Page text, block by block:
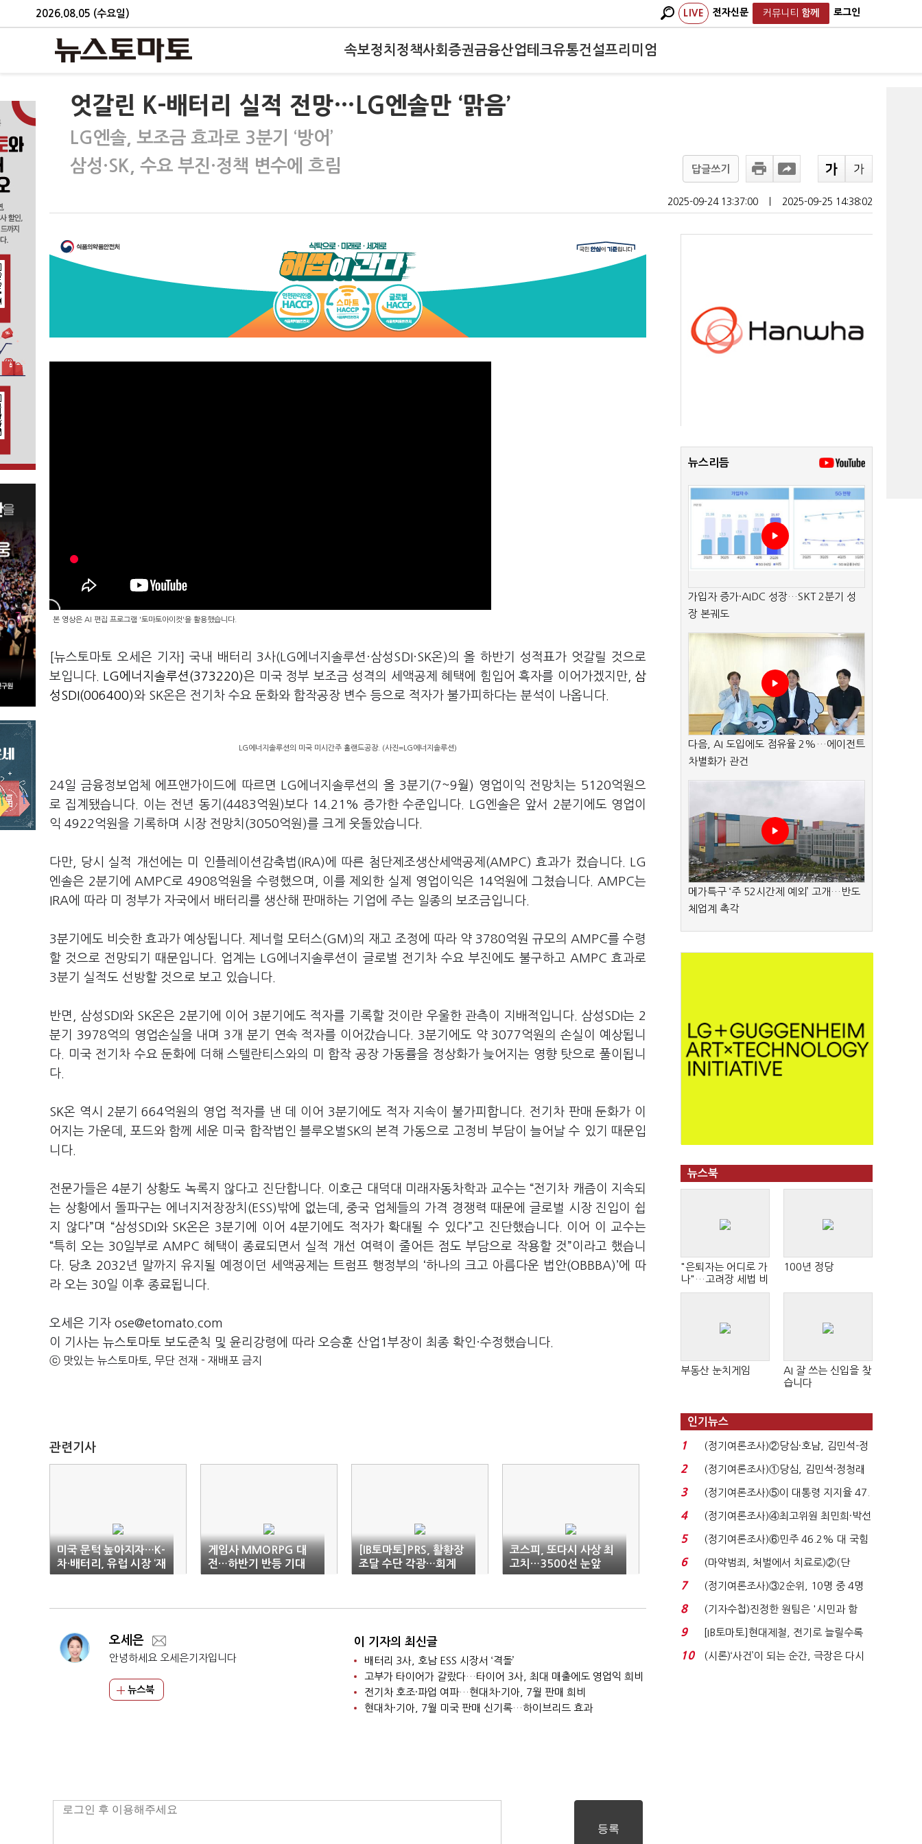
2026.08.05 (수요일) LIVE 전자신문 커뮤니티 함께 로그인
속보정치 정책사회 증권금융산업테크유통건설프리미엄
엇갈린 K-배터리 실적 전망…LG엔솔만 ‘맑음’
LG엔솔, 보조금 효과로 3분기 ‘방어’
삼성·SK, 수요 부진·정책 변수에 흐림
답글쓰기
2025-09-24 13:37:00 2025-09-25 14:38:02
본 영상은 AI 편집 프로그램 '토마토아이컷'을 활용했습니다.
[뉴스토마토 오세은 기자] 국내 배터리 3사(LG에너지솔루션·삼성SDI·SK온)의 올 하반기 성적표가 엇갈릴 것으로
보입니다.
LG에너지솔루션(373220)은 미국 정부 보조금 성격의 세액공제 혜택에 힘입어 흑자를 이어가겠지만, 삼
성SDI(006400)와 SK온은 전기차 수요 둔화와 합작공장 변수 등으로 적자가 불가피하다는 분석이 나옵니다.
LG에너지솔루션의 미국 미시간주 홀랜드공장. (사진=LG에너지솔루션)
24일 금융정보업체 에프앤가이드에 따르면 LG에너지솔루션의 올 3분기(7~9월) 영업이익 전망치는 5120억원으
로 집계됐습니다. 이는 전년 동기(4483억원)보다 14.21% 증가한 수준입니다. LG엔솔은 앞서 2분기에도 영업이
익 4922억원을 기록하며 시장 전망치(3050억원)를 크게 웃돌았습니다.
다만, 당시 실적 개선에는 미 인플레이션감축법(IRA)에 따른 첨단제조생산세액공제(AMPC) 효과가 컸습니다. LG
엔솔은 2분기에 AMPC로 4908억원을 수령했으며, 이를 제외한 실제 영업이익은 14억원에 그쳤습니다. AMPC는
IRA에 따라 미 정부가 자국에서 배터리를 생산해 판매하는 기업에 주는 일종의 보조금입니다.
3분기에도 비슷한 효과가 예상됩니다. 제너럴 모터스(GM)의 재고 조정에 따라 약 3780억원 규모의 AMPC를 수령
할 것으로 전망되기 때문입니다. 업계는 LG에너지솔루션이 글로벌 전기차 수요 부진에도 불구하고 AMPC 효과로
3분기 실적도 선방할 것으로 보고 있습니다.
반면, 삼성SDI와 SK온은 2분기에 이어 3분기에도 적자를 기록할 것이란 우울한 관측이 지배적입니다. 삼성SDI는 2
분기 3978억의 영업손실을 내며 3개 분기 연속 적자를 이어갔습니다. 3분기에도 약 3077억원의 손실이 예상됩니
다. 미국 전기차 수요 둔화에 더해 스텔란티스와의 미 합작 공장 가동률을 정상화가 늦어지는 영향 탓으로 풀이됩니
다.
SK온 역시 2분기 664억원의 영업 적자를 낸 데 이어 3분기에도 적자 지속이 불가피합니다. 전기차 판매 둔화가 이
어지는 가운데, 포드와 함께 세운 미국 합작법인 블루오벌SK의 본격 가동으로 고정비 부담이 늘어날 수 있기 때문입
니다.
전문가들은 4분기 상황도 녹록지 않다고 진단합니다. 이호근 대덕대 미래자동차학과 교수는 “전기차 캐즘이 지속되
는 상황에서 돌파구는 에너지저장장치(ESS)밖에 없는데, 중국 업체들의 가격 경쟁력 때문에 글로벌 시장 진입이 쉽
지 않다”며 “삼성SDI와 SK온은 3분기에 이어 4분기에도 적자가 확대될 수 있다”고 진단했습니다. 이어 이 교수는
“특히 오는 30일부로 AMPC 혜택이 종료되면서 실적 개선 여력이 줄어든 점도 부담으로 작용할 것”이라고 했습니
다. 당초 2032년 말까지 유지될 예정이던 세액공제는 트럼프 행정부의 ‘하나의 크고 아름다운 법안(OBBBA)’에 따
라 오는 30일 이후 종료됩니다.
오세은 기자 ose@etomato.com
이 기사는 뉴스토마토 보도준칙 및 윤리강령에 따라 오승훈 산업1부장이 최종 확인·수정했습니다.
ⓒ 맛있는 뉴스토마토, 무단 전재 - 재배포 금지
관련기사
미국 문턱 높아지자…K-
차·배터리, 유럽 시장 ‘재
조준’
게임사 MMORPG 대
전…하반기 반등 기대
[IB토마토]PRS, 활황장
조달 수단 각광…회계
기준은 공백
코스피, 또다시 사상 최
고치…3500선 눈앞
오세은
안녕하세요 오세은기자입니다
뉴스북
이 기자의 최신글
배터리 3사, 호남 ESS 시장서 ‘격돌’
고부가 타이어가 갈랐다…타이어 3사, 최대 매출에도 영업익 희비
전기차 호조·파업 여파…현대차·기아, 7월 판매 희비
현대차·기아, 7월 미국 판매 신기록…하이브리드 효과
뉴스리듬
가입자 증가·AIDC 성장…SKT 2분기 성
장 본궤도
다음, AI 도입에도 점유율 2%…에이전트
차별화가 관건
메가특구 ‘주 52시간제 예외’ 고개…반도
체업계 촉각
뉴스북
"은퇴자는 어디로 가
나"…고려장 세법 비
판 확산
100년 정당
부동산 눈치게임
AI 잘 쓰는 신입을 찾
습니다
인기뉴스
1
(정기여론조사)②당심·호남, 김민석-정
청래 '초접전'...
2
(정기여론조사)①당심, 김민석·정청래
'초접전'…대통령 ...
3
(정기여론조사)⑤이 대통령 지지율 47.
7%…일주일 만에 ...
4
(정기여론조사)④최고위원 최민희·박선
원 '양강'…서미...
5
(정기여론조사)⑥민주 46.2% 대 국힘
31.0%…오차범위 밖 ...
6
(마약범죄, 처벌에서 치료로)②(단
독)"마약은 전염병…여성...
7
(정기여론조사)③2순위, 10명 중 4명
'송영길'…정청래 '한 ...
8
(기자수첩)진정한 원팀은 '시민과 함
께'일 때 완성...
9
[IB토마토]현대제철, 전기로 늘릴수록
전기료 부담…저...
10
(시론)‘사건’이 되는 순간, 극장은 다시